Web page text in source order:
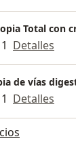
Total con
Detalles
de vías
Detalles